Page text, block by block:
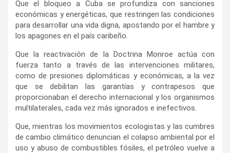
Que el bloqueo a Cuba se profundiza con sanciones
económicas y energéticas, que restringen las condiciones
para desarrollar una vida digna, apostando por el hambre y
los apagones en el país caribeño.
Que la reactivación de la Doctrina Monroe actúa con
fuerza tanto a través de las intervenciones militares,
como de presiones diplomáticas y económicas, a la vez
que se debilitan las garantías y contrapesos que
proporcionaban el derecho internacional y los organismos
multilaterales, cada vez más ignorados e inefectivos.
Que, mientras los movimientos ecologistas y las cumbres
de cambio climático denuncian el colapso ambiental por el
uso y abuso de combustibles fósiles, el petróleo vuelve a